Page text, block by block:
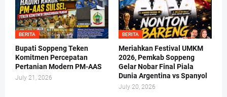
BERITA
Bupati Soppeng Teken
Komitmen Percepatan
Pertanian Modern PM-AAS
July 21, 2026
BERITA
Meriahkan Festival UMKM
2026, Pemkab Soppeng
Gelar Nobar Final Piala
Dunia Argentina vs Spanyol
July 20, 2026